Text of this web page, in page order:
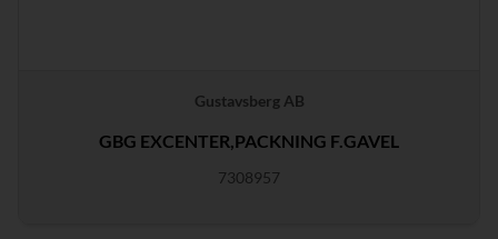
Gustavsberg AB
GBG EXCENTER,PACKNING F.GAVEL
7308957